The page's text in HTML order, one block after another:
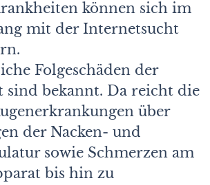
können sich im
mit der Internetsucht
Folgeschäden der
sind bekannt. Da reicht die
über
der Nacken- und
sowie Schmerzen am
bis hin zu